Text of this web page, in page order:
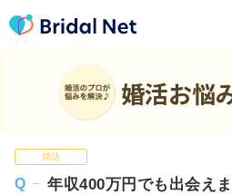
婚活お悩
婚活
年収400万円でも出会え